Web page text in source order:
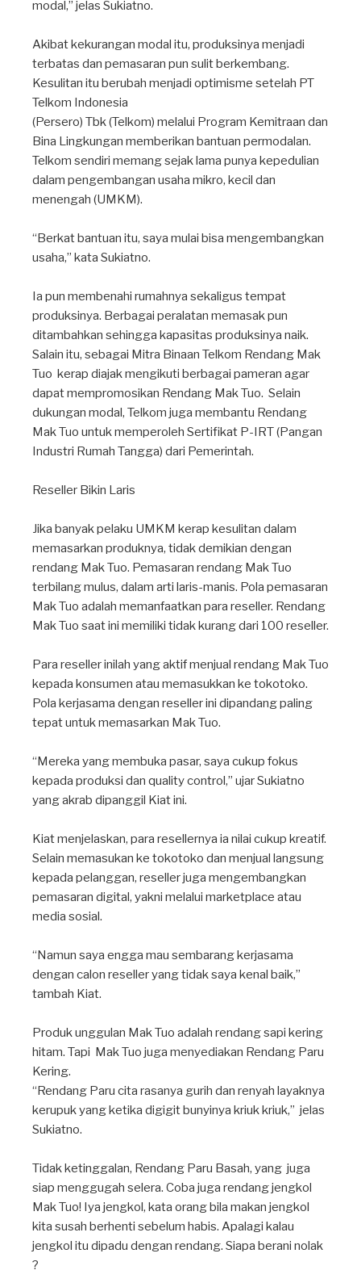
modal,” jelas Sukiatno.⁣
Akibat kekurangan modal itu, produksinya menjadi
terbatas dan pemasaran pun sulit berkembang.
Kesulitan itu berubah menjadi optimisme setelah PT
Telkom Indonesia ⁣
(Persero) Tbk (Telkom) melalui Program Kemitraan dan
Bina Lingkungan memberikan bantuan permodalan.
Telkom sendiri memang sejak lama punya kepedulian
dalam pengembangan usaha mikro, kecil dan
menengah (UMKM). ⁣
“Berkat bantuan itu, saya mulai bisa mengembangkan
usaha,” kata Sukiatno.⁣
Ia pun membenahi rumahnya sekaligus tempat
produksinya. Berbagai peralatan memasak pun
ditambahkan sehingga kapasitas produksinya naik.
Salain itu, sebagai Mitra Binaan Telkom Rendang Mak
Tuo kerap diajak mengikuti berbagai pameran agar
dapat mempromosikan Rendang Mak Tuo. Selain
dukungan modal, Telkom juga membantu Rendang
Mak Tuo untuk memperoleh Sertifikat P-IRT (Pangan
Industri Rumah Tangga) dari Pemerintah. ⁣
Reseller Bikin Laris ⁣
Jika banyak pelaku UMKM kerap kesulitan dalam
memasarkan produknya, tidak demikian dengan
rendang Mak Tuo. Pemasaran rendang Mak Tuo
terbilang mulus, dalam arti laris-manis. Pola pemasaran
Mak Tuo adalah memanfaatkan para reseller. Rendang
Mak Tuo saat ini memiliki tidak kurang dari 100 reseller.⁣
Para reseller inilah yang aktif menjual rendang Mak Tuo
kepada konsumen atau memasukkan ke tokotoko.
⁣Pola kerjasama dengan reseller ini dipandang paling
tepat untuk memasarkan Mak Tuo.
“Mereka yang membuka pasar, saya cukup fokus
kepada produksi dan quality control,” ujar Sukiatno
yang akrab dipanggil Kiat ini. ⁣
Kiat menjelaskan, para resellernya ia nilai cukup kreatif.
Selain memasukan ke tokotoko dan menjual langsung
kepada pelanggan, reseller juga mengembangkan
pemasaran digital, yakni melalui marketplace atau
media sosial. ⁣
“Namun saya engga mau sembarang kerjasama
dengan calon reseller yang tidak saya kenal baik,”
tambah Kiat.⁣
Produk unggulan Mak Tuo adalah rendang sapi kering
hitam. Tapi Mak Tuo juga menyediakan Rendang Paru
Kering. ⁣
“Rendang Paru cita rasanya gurih dan renyah layaknya
kerupuk yang ketika digigit bunyinya kriuk kriuk,” jelas
Sukiatno. ⁣
Tidak ketinggalan, Rendang Paru Basah, yang juga
siap menggugah selera. Coba juga rendang jengkol
Mak Tuo! Iya jengkol, kata orang bila makan jengkol
kita susah berhenti sebelum habis. Apalagi kalau
jengkol itu dipadu dengan rendang. Siapa berani nolak
? ⁣